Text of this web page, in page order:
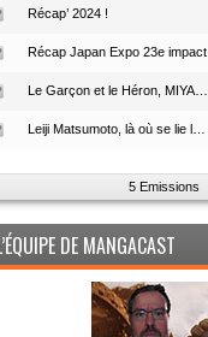
Récap’ 2024 !
Récap Japan Expo 23e impact
5 Emissions
DE MANGACAST